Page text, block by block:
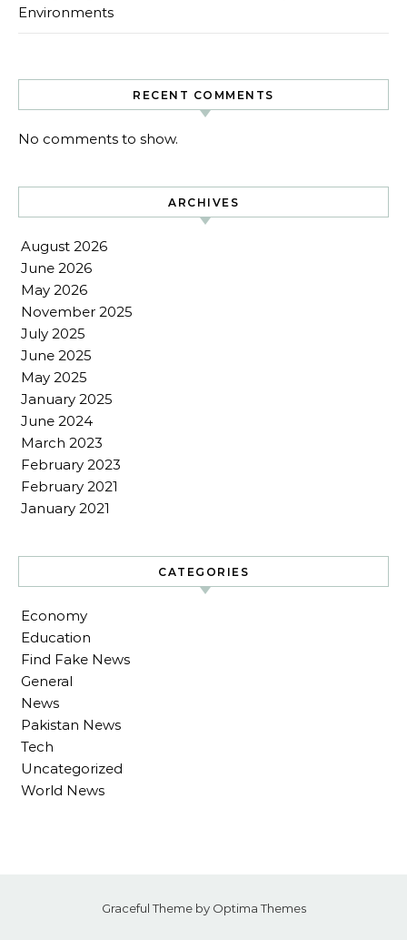
Environments
RECENT COMMENTS
No comments to show.
ARCHIVES
August 2026
June 2026
May 2026
November 2025
July 2025
June 2025
May 2025
January 2025
June 2024
March 2023
February 2023
February 2021
January 2021
CATEGORIES
Economy
Education
Find Fake News
General
News
Pakistan News
Tech
Uncategorized
World News
Graceful Theme by Optima Themes